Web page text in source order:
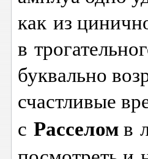
как из
в
буквально
счастливые
с Расселомв